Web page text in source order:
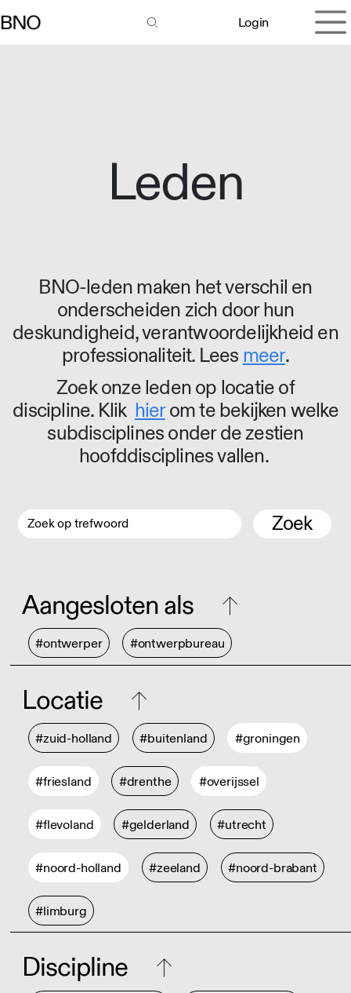
Login
Leden
BNO-leden maken het verschil en
onderscheiden zich door hun
deskundigheid, verantwoordelijkheid en
professionaliteit. Lees meer.
Zoek onze leden op locatie of
discipline. Klik hierom te bekijken welke
subdisciplines onder de zestien
hoofddisciplines vallen.
Zoek
Aangesloten als
#ontwerper #ontwerpbureau
Locatie
#zuid-holland #buitenland #groningen
#friesland #drenthe #overijssel
#flevoland #gelderland #utrecht
#noord-holland #zeeland #noord-brabant
#limburg
Discipline